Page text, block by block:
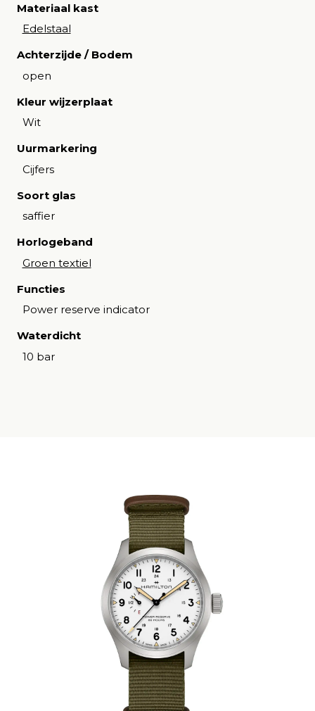
Materiaal kast
Edelstaal
Achterzijde / Bodem
open
Kleur wijzerplaat
Wit
Uurmarkering
Cijfers
Soort glas
saffier
Horlogeband
Groen textiel
Functies
Power reserve indicator
Waterdicht
10 bar